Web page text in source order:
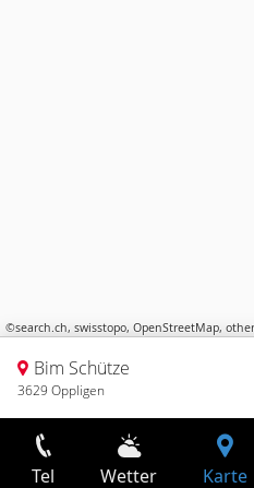
©search.ch, swisstopo, OpenStreetMap,
Bim Schütze
3629 Oppligen
Tel Wetter Karte